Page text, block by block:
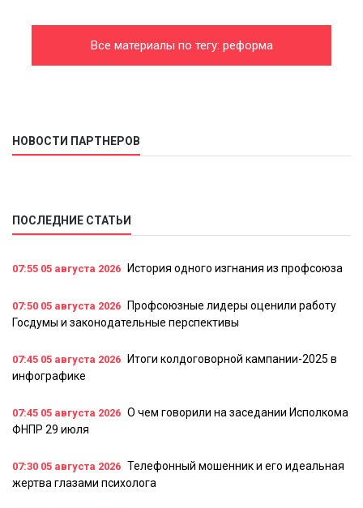
Все материалы по тегу: реформа
НОВОСТИ ПАРТНЕРОВ
ПОСЛЕДНИЕ СТАТЬИ
07:55 05 августа 2026 История одного изгнания из профсоюза
07:50 05 августа 2026
Профсоюзные лидеры оценили работу
Госдумы и законодательные перспективы
07:45 05 августа 2026
Итоги колдоговорной кампании-2025 в
инфографике
07:45 05 августа 2026 О чем говорили на заседании Исполкома
ФНПР 29 июля
07:30 05 августа 2026 Телефонный мошенник и его идеальная
жертва глазами психолога